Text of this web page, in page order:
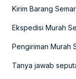
Kirim Barang
Ekspedisi Murah
Pengiriman Murah
Tanya jawab